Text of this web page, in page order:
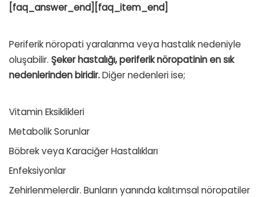
[faq_answer_end][faq_item_end]
Periferik nöropati yaralanma veya hastalık nedeniyle
oluşabilir. Şeker hastalığı, periferik nöropatinin en sık
nedenlerinden biridir.Diğer nedenleri ise;
Vitamin Eksiklikleri
Metabolik Sorunlar
Böbrek veya Karaciğer Hastalıkları
Enfeksiyonlar
Zehirlenmelerdir. Bunların yanında kalıtımsal nöropatiler